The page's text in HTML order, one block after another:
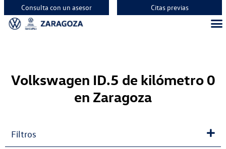
Consulta con un asesor Citas previas
Volkswagen ID.5 de kilómetro 0
en Zaragoza
Filtros